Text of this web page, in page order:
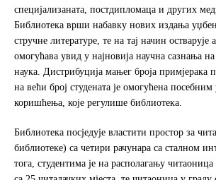
специјализаната, постдипломаца и других
Библиотека врши набавку нових издања
стручне литературе, те на тај начин остварује
омогућава увид у најновија научна сазнања
наука. Дистрибуција мањег броја примјерака
на већи број студената је омогућена
коришћења, које регулише библиотека.
Библиотека посједује властити простор за
библиотеке) са четири рачунара са сталном
тога, студентима је на располагању